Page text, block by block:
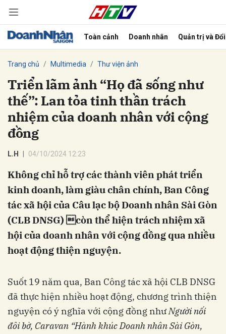
Toàn cảnh Doanh nhân Quản trị và
Trang chủ Multimedia Thư viện ảnh
Triển lãm ảnh “Họ đã sống như
thế”: Lan tỏa tinh thần trách
nhiệm của doanh nhân với cộng
đồng
L.H 04/10/2024 12:23
Không chỉ hỗ trợ các thành viên phát triển
kinh doanh, làm giàu chân chính, Ban Công
tác xã hội của Câu lạc bộ Doanh nhân Sài Gòn
(CLB DNSG) còn thể hiện trách nhiệm xã
hội của doanh nhân với cộng đồng qua nhiều
hoạt động thiện nguyện.
Suốt 19 năm qua, Ban Công tác xã hội CLB DNSG
đã thực hiện nhiều hoạt động, chương trình thiện
nguyện có ý nghĩa với cộng đồng nhưNgười nối
đôi bờ, Caravan “Hành khúc Doanh nhân Sài Gòn,